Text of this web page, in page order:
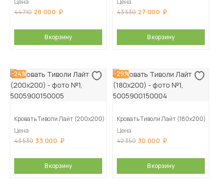
Цена
44 710 28 000
В корзину
Цена
43 530 27 000
В корзину
-24%
Кровать Тиволи Лайт (200х200)
Цена
43 530 33 000
В корзину
-29%
Кровать Тиволи Лайт (180х200)
Цена
42 350 30 000
В корзину